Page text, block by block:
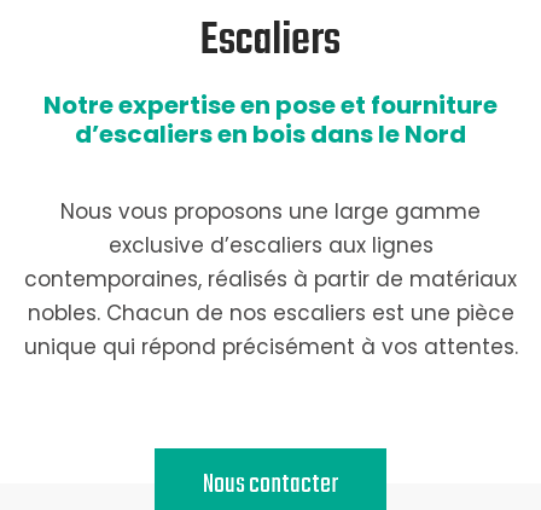
Escaliers
Notre expertise en pose et fourniture
d’escaliers en bois dans le Nord
Nous vous proposons une large gamme
exclusive d’escaliers aux lignes
contemporaines, réalisés à partir de matériaux
nobles. Chacun de nos escaliers est une pièce
unique qui répond précisément à vos attentes.
Nous contacter